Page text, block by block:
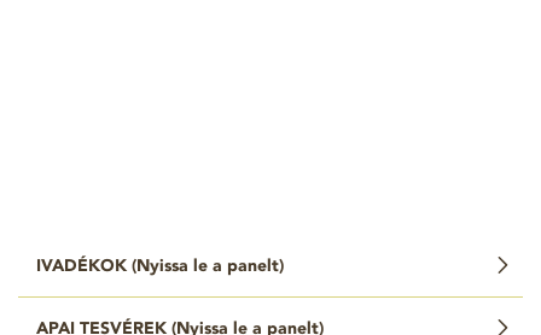
IVADÉKOK ( Nyissa le a panelt)
APAI TESVÉREK ( Nyissa le a panelt)